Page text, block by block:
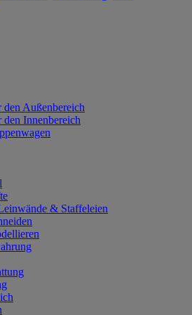
den Außenbereich
den Innenbereich
& Staffeleien